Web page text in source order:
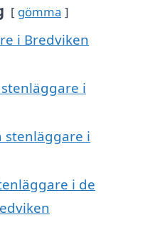
gömma
i Bredviken
i
stenläggare i
i de